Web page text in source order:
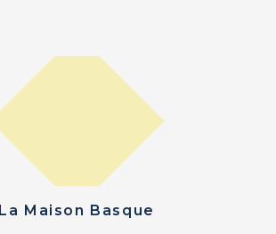
La Maison Basque